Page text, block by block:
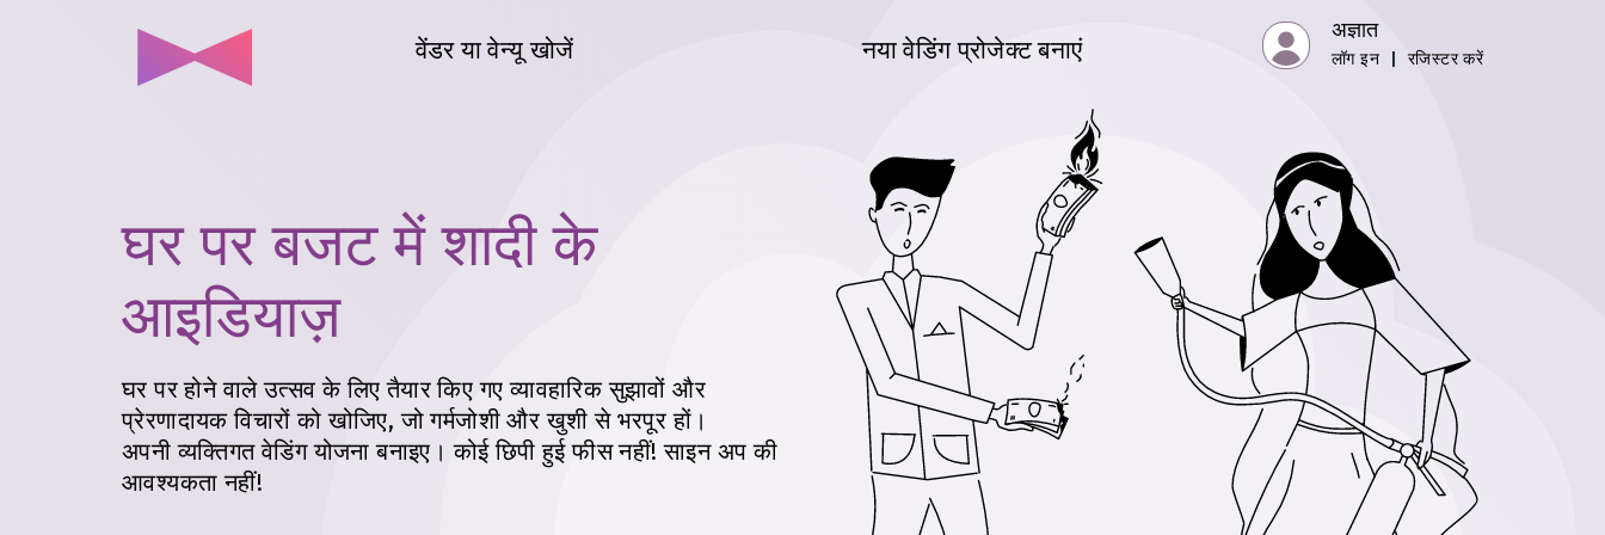
वेंडर या वेन्यू खोजें नया वेडिंग प्रोजेक्ट बनाएं
अज्ञात
लॉग इन रजिस्टर करें
घर पर बजट में शादी के
आइडियाज़
घर पर होने वाले उत्सव के लिए तैयार किए गए व्यावहारिक सुझावों और
प्रेरणादायक विचारों को खोजिए, जो गर्मजोशी और खुशी से भरपूर हों।
अपनी व्यक्तिगत वेडिंग योजना बनाइए। कोई छिपी हुई फीस नहीं! साइन अप की
आवश्यकता नहीं!